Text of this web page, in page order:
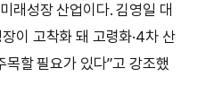
래성장 산업이다. 김영일 대
이 고착화 돼 고령화·4차 산
목할 필요가 있다”고 강조했